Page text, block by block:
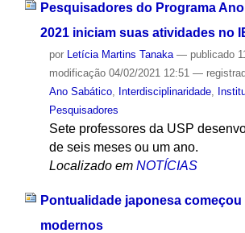
Pesquisadores do Programa
2021 iniciam suas atividades no
por Letícia Martins Tanaka — publicado
modificação04/02/2021 12:51 —
Ano Sabático, Interdisciplinaridade,
Pesquisadores
Sete professores da USP
de seis meses ou um ano.
Localizado em NOTÍCIAS
Pontualidade japonesa
modernos